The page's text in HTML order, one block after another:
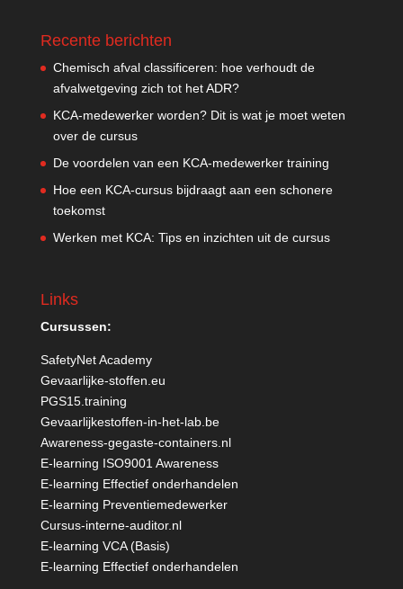
Recente berichten
Chemisch afval classificeren: hoe verhoudt de
afvalwetgeving zich tot het ADR?
KCA-medewerker worden? Dit is wat je moet weten
over de cursus
De voordelen van een KCA-medewerker training
Hoe een KCA-cursus bijdraagt aan een schonere
toekomst
Werken met KCA: Tips en inzichten uit de cursus
Links
Cursussen:
SafetyNet Academy
Gevaarlijke-stoffen.eu
PGS15.training
Gevaarlijkestoffen-in-het-lab.be
Awareness-gegaste-containers.nl
E-learning ISO9001 Awareness
E-learning Effectief onderhandelen
E-learning Preventiemedewerker
Cursus-interne-auditor.nl
E-learning VCA (Basis)
E-learning Effectief onderhandelen